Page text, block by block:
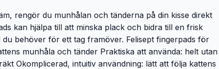
rengör du munhålan och tänderna på din kisse direkt
kan hjälpa till att minska plack och bidra till en frisk
behöver för ett tag framöver. Felisept fingerpads för
munhåla och tänder Praktiska att använda: helt utan
Okomplicerad, intuitiv användning: lätt att följa kattens